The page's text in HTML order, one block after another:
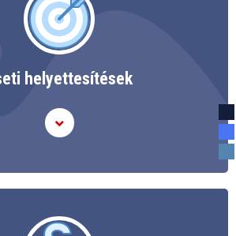
helyettesítések